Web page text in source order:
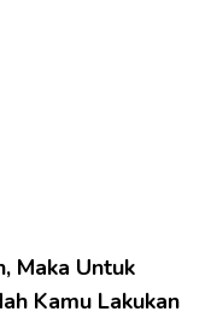
Maka Untuk
Kamu Lakukan